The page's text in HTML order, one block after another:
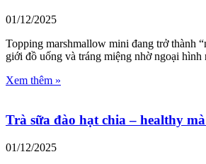
01/12/2025
Topping marshmallow mini đang trở thành
giới đồ uống và tráng miệng nhờ ngoại
Xem thêm »
Trà sữa đào hạt chia – healthy
01/12/2025